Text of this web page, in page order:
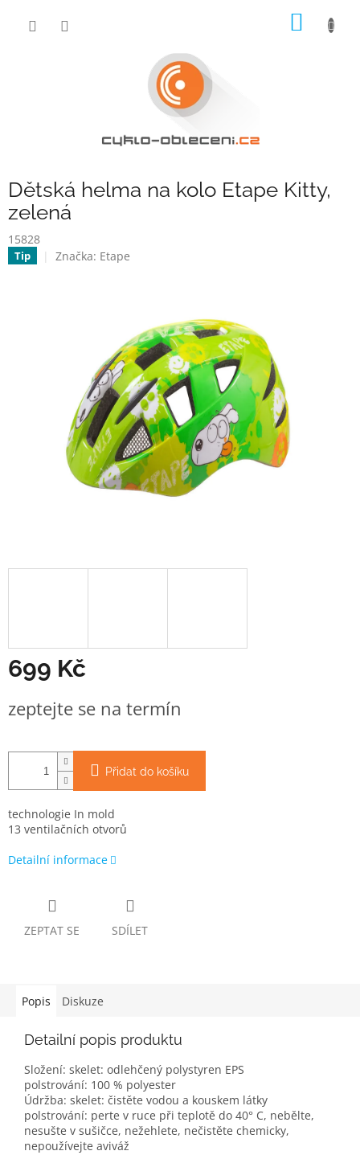
Dětská helma na kolo Etape Kitty,
zelená
15828
Tip Značka: Etape
699 Kč
cena:
zeptejte se na termín
Přidat do košíku
technologie In mold
13 ventilačních otvorů
Detailní informace
ZEPTAT SE SDÍLET
Popis Diskuze
Detailní popis produktu
Složení: skelet: odlehčený polystyren EPS
polstrování: 100 % polyester
Údržba: skelet: čistěte vodou a kouskem látky
polstrování: perte v ruce při teplotě do 40° C, nebělte,
nesušte v sušičce, nežehlete, nečistěte chemicky,
nepoužívejte aviváž